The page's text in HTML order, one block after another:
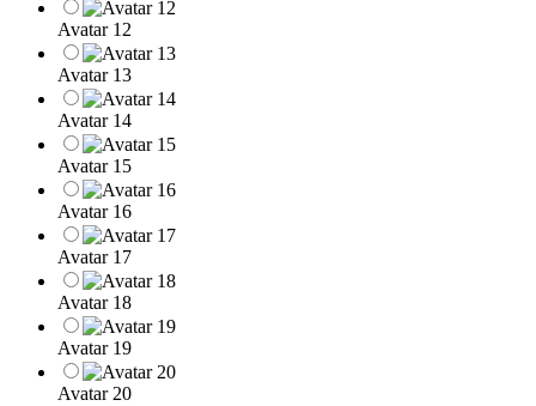
Avatar 12
Avatar 13
Avatar 14
Avatar 15
Avatar 16
Avatar 17
Avatar 18
Avatar 19
Avatar 20